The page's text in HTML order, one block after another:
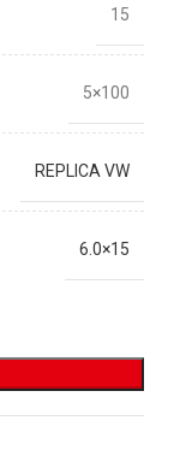
15
5×100
REPLICA VW
6.0×15